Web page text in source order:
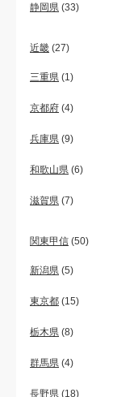
静岡県 (33)
近畿 (27)
三重県 (1)
京都府 (4)
兵庫県 (9)
和歌山県 (6)
滋賀県 (7)
関東甲信 (50)
新潟県 (5)
東京都 (15)
栃木県 (8)
群馬県 (4)
長野県 (18)